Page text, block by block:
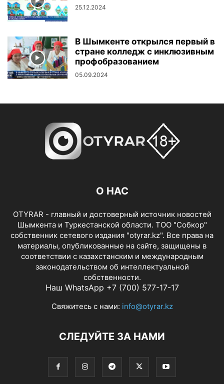
25.12.2024
В Шымкенте открылся первый в
стране колледж с инклюзивным
профобразованием
05.09.2024
О НАС
OTYRAR - главный и достоверный источник новостей
Шымкента и Туркестанской области. ТОО "Собкор"
собственник сетевого издания "otyrar.kz". Все права на
материалы, опубликованные на сайте, защищены в
соответствии с казахстанским и международным
законодательством об интеллектуальной
собственности.
Наш WhatsApp +7 (700) 577-17-17
Свяжитесь с нами: info@otyrar.kz
СЛЕДУЙТЕ ЗА НАМИ